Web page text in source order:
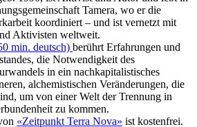
Tamera, wo er die
koordiniert – und ist vernetzt mit
Aktivisten weltweit.
min. deutsch) berührt Erfahrungen und
die Notwendigkeit des
in ein nachkapitalistisches
alchemistischen Veränderungen, die
um von einer Welt der Trennung in
zu kommen.
«Zeitpunkt Terra Nova» ist kostenfrei.